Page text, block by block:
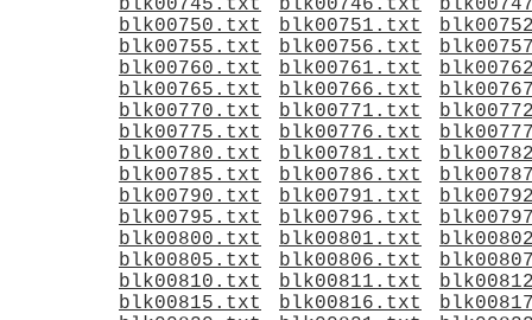
blk00745.txt
blk00746.txt
blk00750.txt
blk00751.txt
blk00755.txt
blk00756.txt
blk00760.txt
blk00761.txt
blk00765.txt
blk00766.txt
blk00770.txt
blk00771.txt
blk00775.txt
blk00776.txt
blk00780.txt
blk00781.txt
blk00785.txt
blk00786.txt
blk00790.txt
blk00791.txt
blk00795.txt
blk00796.txt
blk00800.txt
blk00801.txt
blk00805.txt
blk00806.txt
blk00810.txt
blk00811.txt
blk00815.txt
blk00816.txt